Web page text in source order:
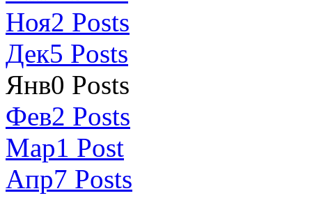
Ноя2 Posts
Дек5 Posts
Янв0 Posts
Фев2 Posts
Мар1 Post
Апр7 Posts